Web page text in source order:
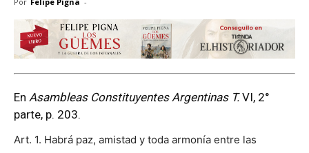
En Asambleas Constituyentes Argentinas T.VI, 2°
parte, p. 203.
Art. 1. Habrá paz, amistad y toda armonía entre las